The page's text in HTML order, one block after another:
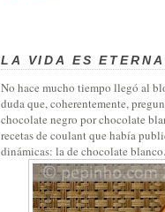
LA VIDA ES
No hace mucho tiempo llegó al
duda que, coherentemente,
chocolate negro por chocolate
recetas de coulant que había
dinámicas: la de chocolate blanco.